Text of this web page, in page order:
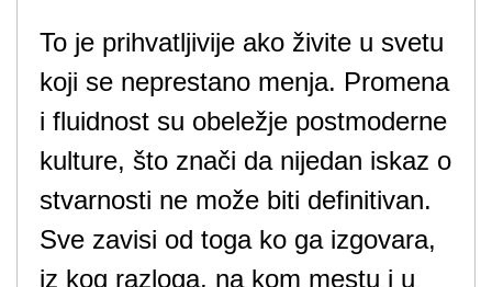
To je prihvatljivije ako živite u svetu
koji se neprestano menja. Promena
i fluidnost su obeležje postmoderne
kulture, što znači da nijedan iskaz o
stvarnosti ne može biti definitivan.
Sve zavisi od toga ko ga izgovara,
iz kog razloga, na kom mestu i u